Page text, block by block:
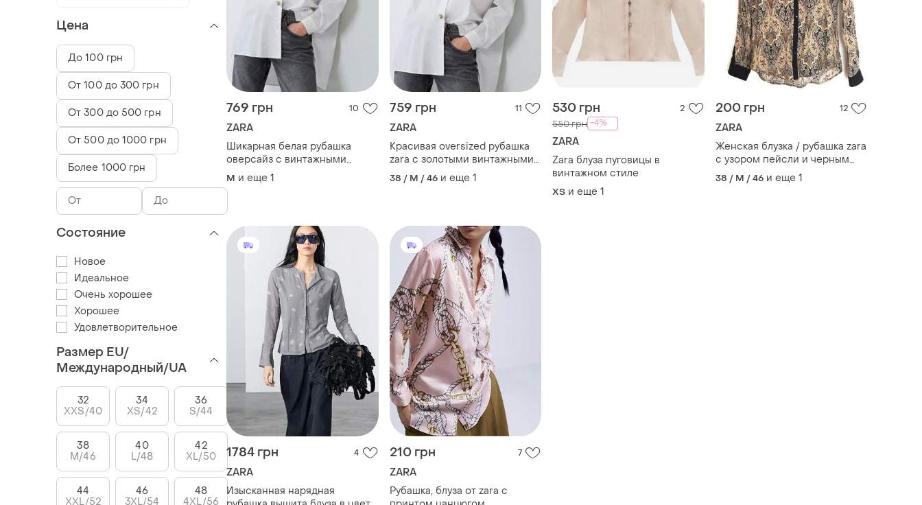
769 грн 10
ZARA
Шикарная белая рубашка
оверсайз с винтажными
золотыми пуговицами с
жемчугом
M и еще 1
759 грн 11
ZARA
Красивая oversized рубашка
zara с золотыми винтажными
пуговицами с жемчугом
38 / M / 46 и еще 1
530 грн 2
550 грн -4%
ZARA
Zara блуза пуговицы в
винтажном стиле
ХS и еще 1
200 грн 12
ZARA
Женская блузка / рубашка zara
с узором пейсли и черным
воротником, этнический
38 / M / 46 и еще 1
1784 грн 4
ZARA
Изысканная нарядная
210 грн 7
ZARA
Рубашка, блуза от zara с
Цена
До 100 грн
От 100 до 300 грн
От 300 до 500 грн
От 500 до 1000 грн
Более 1000 грн
Состояние
Новое
Идеальное
Очень хорошее
Хорошее
Удовлетворительное
Размер EU/
Международный/UA
32
XXS/40
34
XS/42
36
S/44
38
M/46
40
L/48
42
XL/50
44
XXL/52
46
3XL/54
48
4XL/56